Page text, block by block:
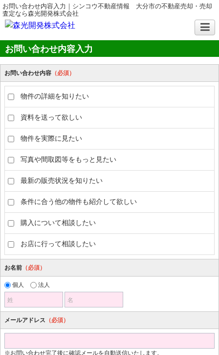
お問い合わせ内容入力｜シンコウ不動産情報 大分市の不動産売却・売却
査定なら森光開発株式会社
お問い合わせ内容入力
お問い合わせ内容 （必須）
物件の詳細を知りたい
資料を送って欲しい
物件を実際に見たい
写真や間取図等をもっと見たい
最新の販売状況を知りたい
条件に合う他の物件も紹介して欲しい
購入について相談したい
お店に行って相談したい
お名前 （必須）
個人 法人
姓 名
メールアドレス （必須）
※お問い合わせ完了後に確認メールを自動送信いたします。